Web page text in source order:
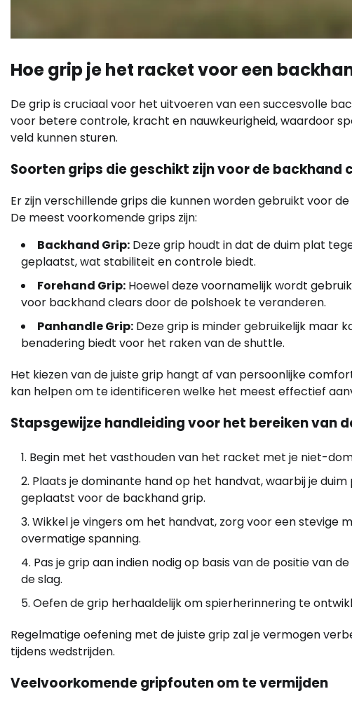
Hoe grip je het racket voor een
De grip is cruciaal voor het uitvoeren van een succesvolle
voor betere controle, kracht en nauwkeurigheid, waardoor
veld kunnen sturen.
Soorten grips die geschikt zijn voor de backhand
Er zijn verschillende grips die kunnen worden gebruikt voor
De meest voorkomende grips zijn:
Backhand Grip: Deze grip houdt in dat de duim plat
geplaatst, wat stabiliteit en controle biedt.
Forehand Grip: Hoewel deze voornamelijk wordt
voor backhand clears door de polshoek te veranderen.
Panhandle Grip: Deze grip is minder gebruikelijk maar
benadering biedt voor het raken van de shuttle.
Het kiezen van de juiste grip hangt af van persoonlijke
kan helpen om te identificeren welke het meest effectief
Stapsgewijze handleiding voor het bereiken van
Begin met het vasthouden van het racket met je niet-
Plaats je dominante hand op het handvat, waarbij je
geplaatst voor de backhand grip.
Wikkel je vingers om het handvat, zorg voor een
overmatige spanning.
Pas je grip aan indien nodig op basis van de positie van
de slag.
Oefen de grip herhaaldelijk om spierherinnering te
Regelmatige oefening met de juiste grip zal je vermogen
tijdens wedstrijden.
Veelvoorkomende gripfouten om te vermijden